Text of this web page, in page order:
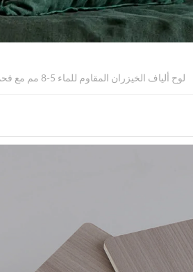
لوح ألياف الخيزران المقاوم للماء 5-8 مم مع فحم الخيزران لتزيين الجدران